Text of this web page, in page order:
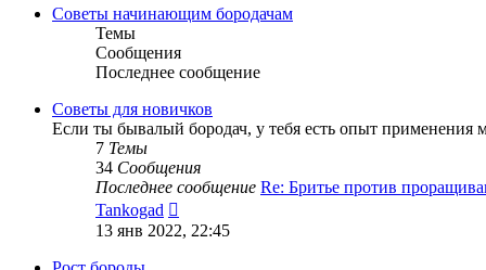
сообщению
Советы начинающим бородачам
Темы
Сообщения
Последнее сообщение
Советы для новичков
Если ты бывалый бородач, у тебя есть опыт применения
7 Темы
34 Сообщения
Последнее сообщение Re: Бритье против
Tankogad
к
13 янв 2022, 22:45